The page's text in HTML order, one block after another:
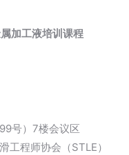
加工液培训课程
号）7楼会议区
工程师协会（STLE）